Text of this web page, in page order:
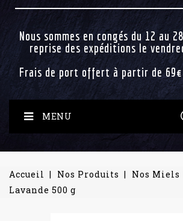
Nous sommes en congés du 12 au
reprise des expéditions le
Frais de port offert à partir de 69€
MENU
Accueil Nos Produits Nos Miels
Lavande 500 g